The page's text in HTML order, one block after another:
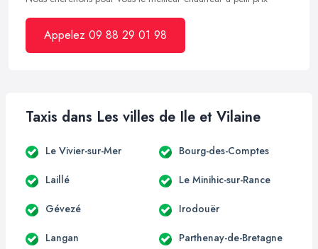
Appelez 09 88 29 01 98
Taxis dans Les villes de Ile et Vilaine
Le Vivier-sur-Mer Bourg-des-Comptes
Laillé Le Minihic-sur-Rance
Gévezé Irodouër
Langan Parthenay-de-Bretagne